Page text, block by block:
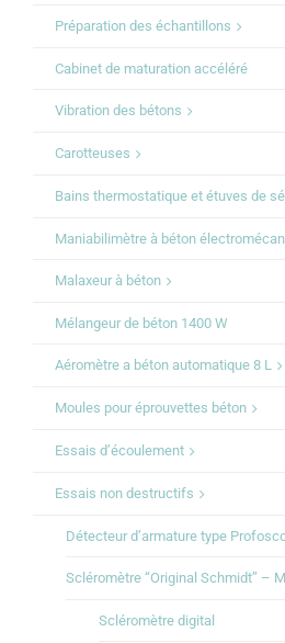
Préparation des échantillons
Cabinet de maturation accéléré
Vibration des bétons
Carotteuses
Bains thermostatique et étuves de
Maniabilimètre à béton
Malaxeur à béton
Mélangeur de béton 1400 W
Aéromètre a béton automatique 8 L
Moules pour éprouvettes béton
Essais d’écoulement
Essais non destructifs
Détecteur d’armature type
Scléromètre “Original Schmidt” –
Scléromètre digital